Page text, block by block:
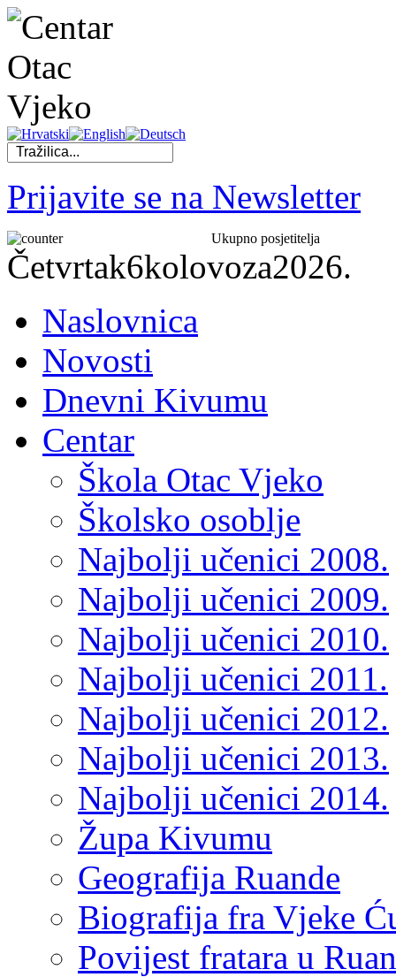
Prijavite se na Newsletter
Ukupno posjetitelja
Četvrtak6kolovoza2026.
Naslovnica
Novosti
Dnevni Kivumu
Centar
Škola Otac Vjeko
Školsko osoblje
Najbolji učenici 2008.
Najbolji učenici 2009.
Najbolji učenici 2010.
Najbolji učenici 2011.
Najbolji učenici 2012.
Najbolji učenici 2013.
Najbolji učenici 2014.
Župa Kivumu
Geografija Ruande
Biografija fra Vjeke
Povijest fratara u